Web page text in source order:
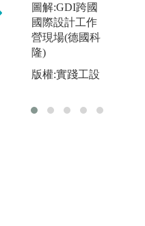
力：在產品設
計過程中，數
位化能力扮演
著相當重要的
角色。在數位
3D，從3D到C
圖解:GDI跨國
國際設計工作
營現場(德國科
隆)
版權:實踐工設